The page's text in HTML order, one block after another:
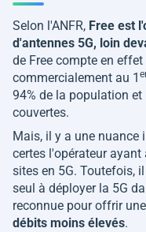
Selon l'ANFR, Free est
d'antennes 5G, loin
de Free compte en
commercialement au 1
94% de la population
couvertes.
Mais, il y a une nuance
certes l'opérateur
sites en 5G. Toutefois,
seul à déployer la 5G
reconnue pour offrir une
débits moins élevés.